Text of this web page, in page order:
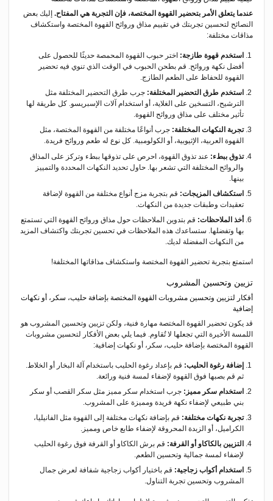
عندما يتعلق الأمر بتحضير القهوة المختصة، فإن التجربة هي المفتاح.إليك بعض
النصائح لتحسين تجربتك في تقييم مذاق وروائح القهوة المختصة واستكشاف
مذاقات مختلفة:
استخدم قهوة طازجة: اختر حبوب القهوة المحمصة حديثًا للحصول على
أفضل نكهة وروائح. قم بطحن الحبوب في الوقت الذي تنوي فيه تحضير
القهوة للحفاظ على الطعم الطازج.
استخدم طرق التحضير المختلفة: جرب طرق التحضير المختلفة مثل
الترشيح، التسخين على الغلاية، أو استخدام آلات الإسبريسو. كل طريقة لها
تأثير مختلف على مذاق وروائح القهوة.
تجربة النكهات المختلفة: جرب أنواعًا مختلفة من القهوة المختصة، مثل
القهوة العربية، الإثيوبية، أو الكولومبية. كل نوع له طعم وروائح فريدة.
تذوق ببطء: عند تذوق القهوة، احرص على تذوقها ببطء وتركز على المذاق
والروائح المختلفة التي تشعر بها. حاول تحديد النكهات المحددة والتمييز
بينها.
استكشاف المزيجات: قم بتجربة مزج أنواع مختلفة من القهوة لإضافة
تعقيدات وطبقات جديدة من النكهات.
أخذ الملاحظات: قم بتدوين الملاحظات حول مذاق وروائح القهوة التي تستمتع
بها وتفضلها. ستساعدك هذه الملاحظات في تحسين تجربتك واكتشاف المزيد
من النكهات المفضلة لديك.
استمتع بتجربة تحضير القهوة المختصة واستكشاف مذاقاتها المختلفة!
تزيين وتحسين المشروب
أفكار لتزيين وتحسين مشروبات القهوة المختصة بإضافة حليب، سكر، أو نكهات
إضافية
قد يكون تحضير القهوة المختصة مهارة فنية، ولكن تزيين وتحسين المشروب هو
اللمسة الأخيرة التي تجعلها لا تُقاوم. فيما يلي بعض الأفكار لتحسين مشروبات
القهوة المختصة بإضافة حليب، سكر، أو نكهات إضافية:
إضافة رغوة الحليب: قم بإعداد رغوة الحليب باستخدام آلة البخار أو الخلاط.
ثم قم بصبها فوق القهوة لإضفاء لمسة فنية ورائعة.
استخدام سكر مميز: جرب استخدام سكر مميز مثل سكر القصب أو سكر
بني طبيعي لإضفاء نكهة فريدة ومميزة على المشروب.
تجربة نكهات مختلفة: قم بإضافة نكهات مختلفة إلى القهوة مثل الفانيليا،
الكراميل، أو الزبدة المحروقة لإضفاء طابع خاص ومميز.
التزيين بالكاكاو أو القرفة: قم برش الكاكاو أو القرفة فوق رغوة الحليب
لإضفاء لمسة جمالية وتحسين الطعم.
استخدام أكواب زجاجية: قم باختيار أكواب زجاجية شفافة لعرض جمال
المشروب وتحسين تجربة التناول.